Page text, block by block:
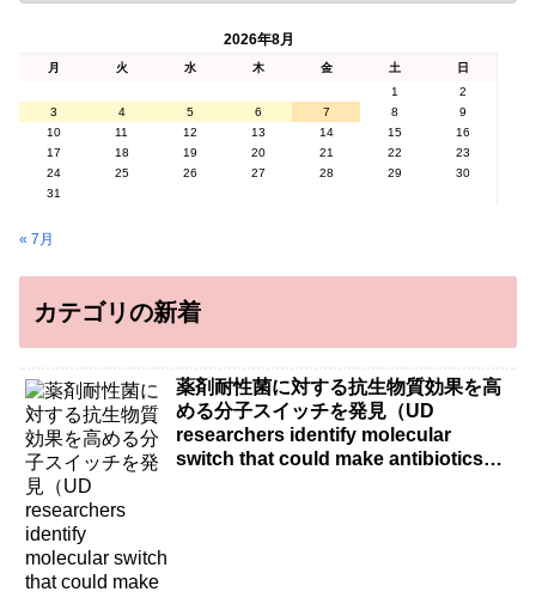
2026年8月
月 火 水 木 金 土
日
1
2
3
4 5 6 7 8
9
10
11 12 13 14 15
16
17
18 19 20 21 22
23
24
25 26 27 28 29
30
31
« 7月
カテゴリの新着
薬剤耐性菌に対する抗生物質効果を高
める分子スイッチを発見（UD
researchers identify molecular
switch that could make antibiotics